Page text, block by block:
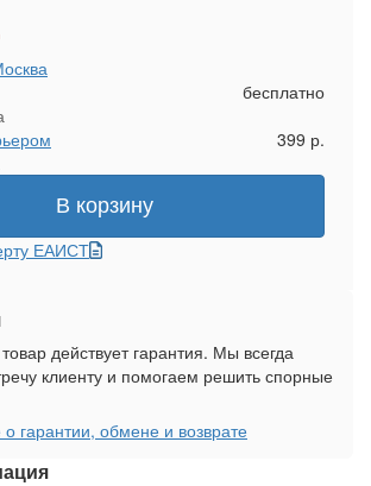
бесплатно
399 р.
В корзину
ЕАИСТ
действует гарантия. Мы всегда
клиенту и помогаем решить спорные
гарантии, обмене и возврате